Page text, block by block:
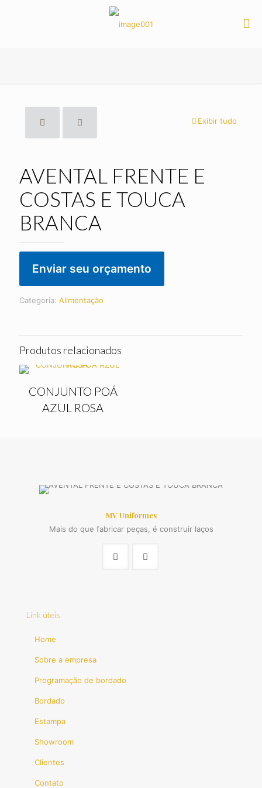
Exibir tudo
AVENTAL FRENTE E
COSTAS E TOUCA
BRANCA
Enviar seu orçamento
Categoria: Alimentação
Produtos relacionados
CONJUNTO POÁ
AZUL ROSA
MV Uniformes
Mais do que fabricar peças, é construir laços
Link úteis
Home
Sobre a empresa
Programação de bordado
Bordado
Estampa
Showroom
Clientes
Contato